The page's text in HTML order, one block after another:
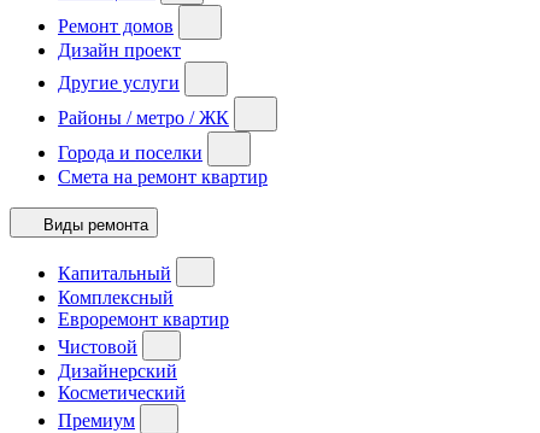
Ремонт домов
Дизайн проект
Другие услуги
Районы / метро / ЖК
Города и поселки
Смета на ремонт квартир
Виды ремонта
Капитальный
Комплексный
Евроремонт квартир
Чистовой
Дизайнерский
Косметический
Премиум